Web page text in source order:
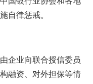
自律惩戒。
企业向联合授信委员
融资、对外担保等情